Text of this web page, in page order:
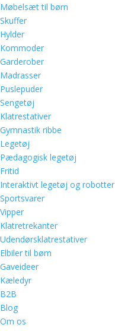
Møbelsæt til børn
Skuffer
Hylder
Kommoder
Garderober
Madrasser
Puslepuder
Sengetøj
Klatrestativer
Gymnastik ribbe
Legetøj
Pædagogisk legetøj
Fritid
Interaktivt legetøj og robotter
Sportsvarer
Vipper
Klatretrekanter
Udendørsklatrestativer
Elbiler til børn
Gaveideer
Kæledyr
B2B
Blog
Om os